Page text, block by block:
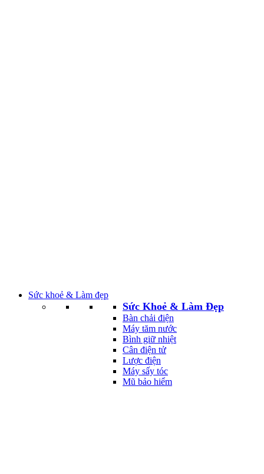
Sức khoẻ & Làm đẹp
Sức Khoẻ & Làm Đẹp
Bàn chải điện
Máy tăm nước
Bình giữ nhiệt
Cân điện tử
Lược điện
Máy sấy tóc
Mũ bảo hiểm